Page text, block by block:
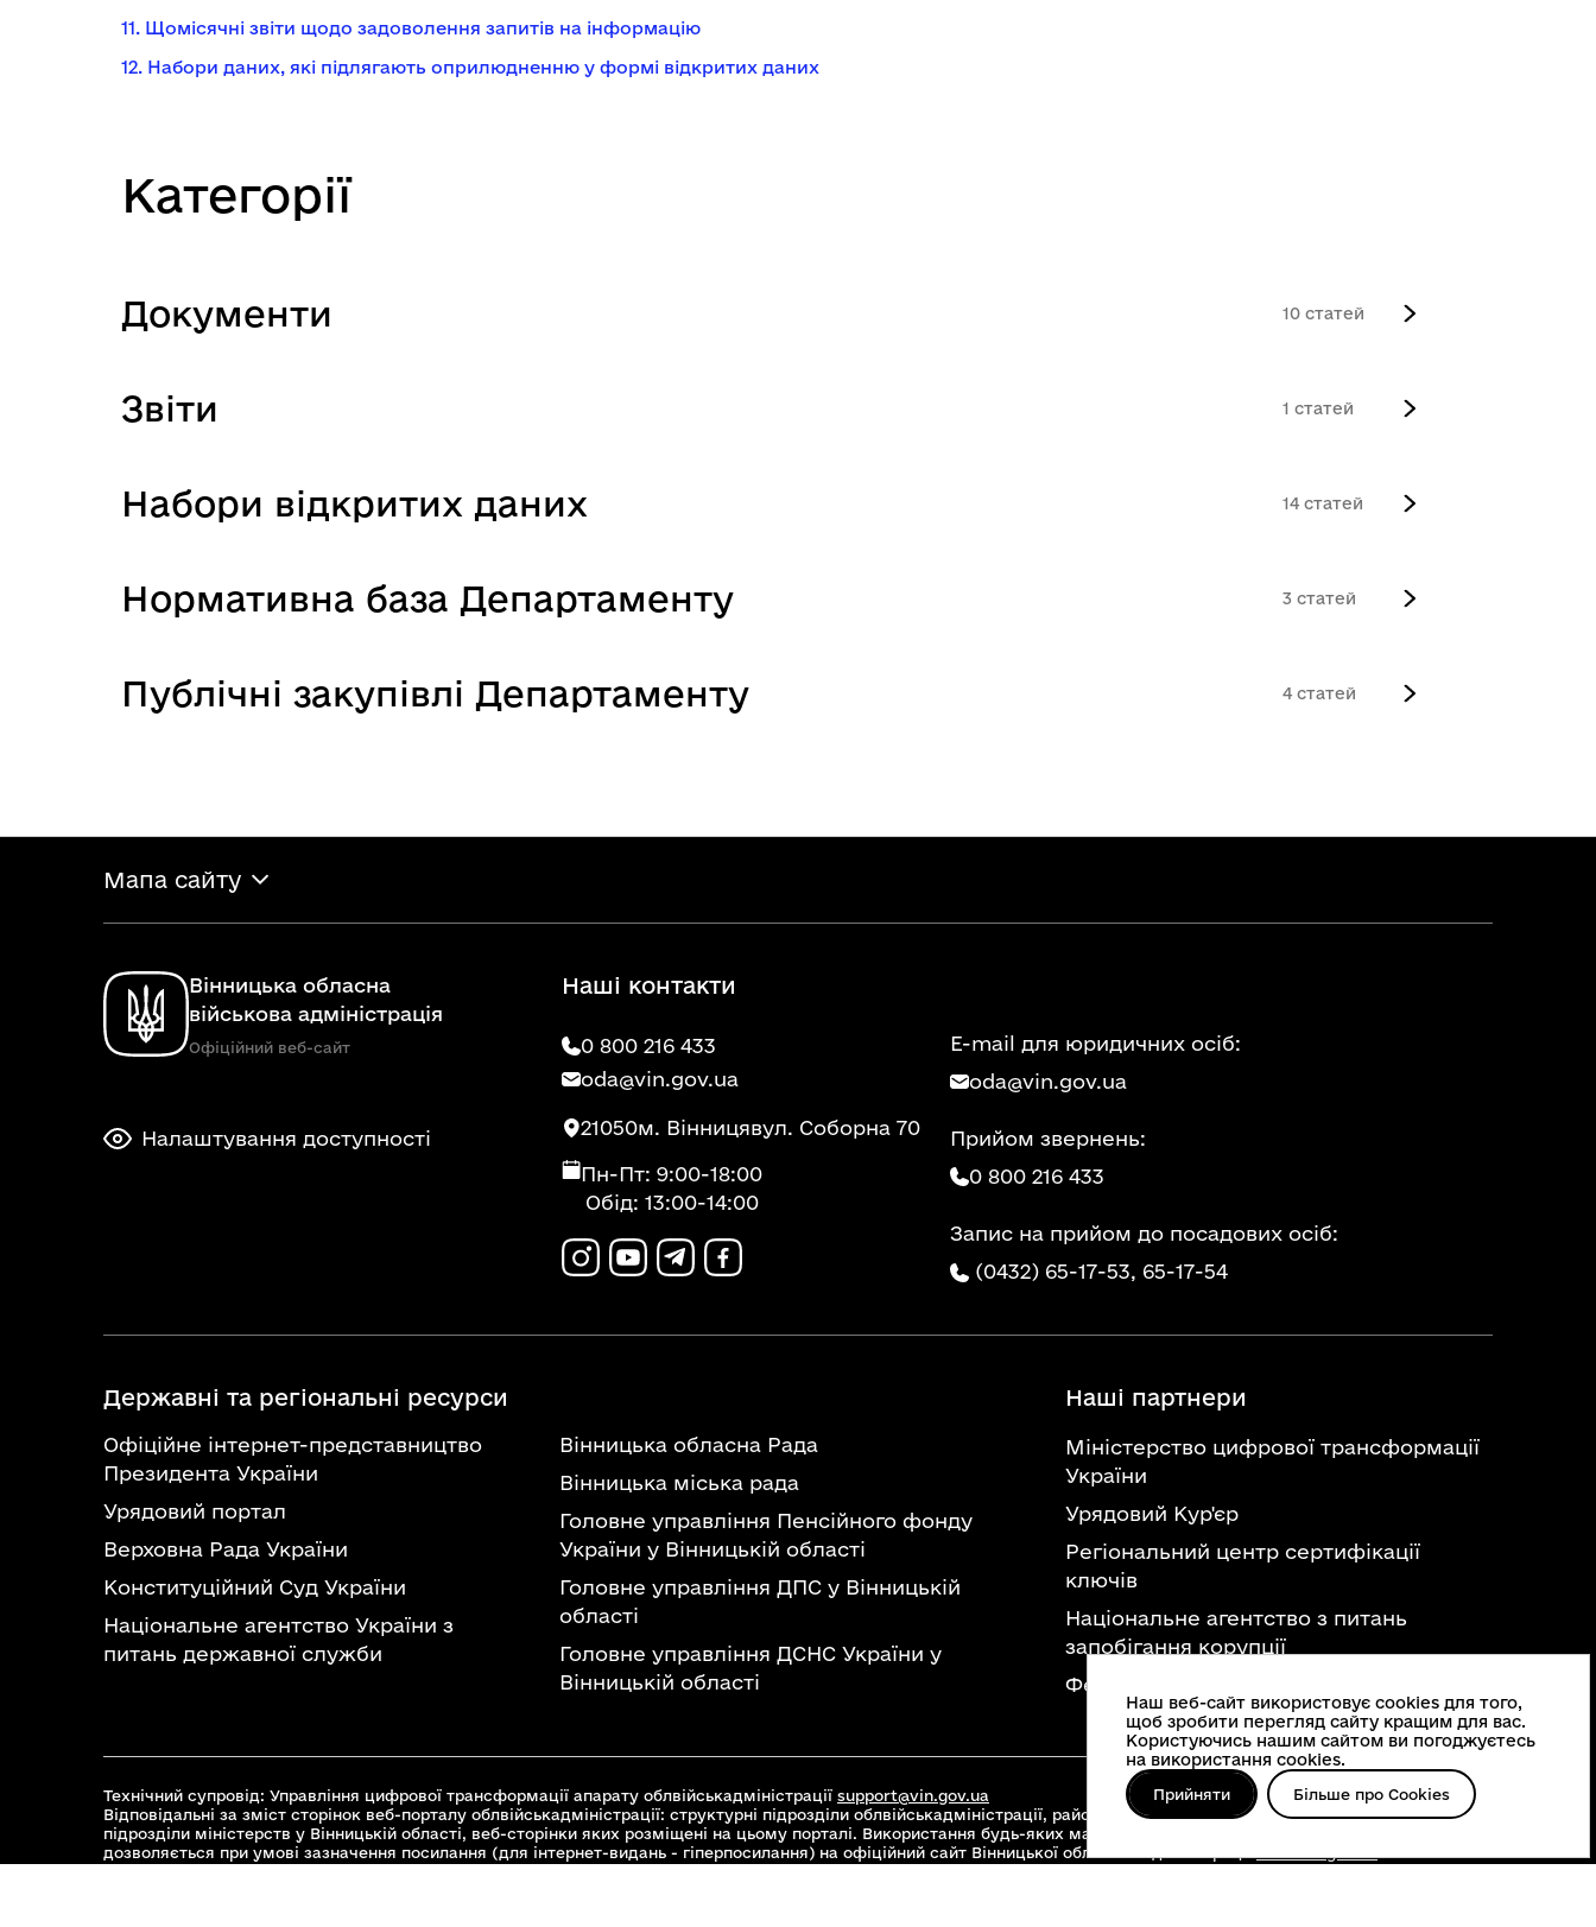
11. Щомісячні звіти щодо задоволення запитів на інформацію
12. Набори даних, які підлягають оприлюдненню у формі відкритих даних
Категорії
Документи 10
Звіти 1
Набори відкритих даних 14
Нормативна база Департаменту 3
Публічні закупівлі Департаменту 4
Мапа сайту
Вінницька обласна
військова адміністрація
Офіційний веб-сайт
Налаштування доступності
Наші контакти
0 800 216 433
oda@vin.gov.ua
21050м. Вінницявул. Соборна 70
Пн-Пт: 9:00-18:00
Обід: 13:00-14:00
E-mail для юридичних осіб:
oda@vin.gov.ua
Прийом звернень:
0 800 216 433
Запис на прийом до посадових осіб:
(0432) 65-17-53, 65-17-54
Державні та регіональні ресурси
Офіційне інтернет-представництво
Президента України
Урядовий портал
Верховна Рада України
Конституційний Суд України
Національне агентство України з
питань державної служби
Вінницька обласна Рада
Вінницька міська рада
Головне управління Пенсійного фонду
України у Вінницькій області
Головне управління ДПС у Вінницькій
області
Головне управління ДСНС України у
Вінницькій області
Наші партнери
Міністерство цифрової трансформації
України
Урядовий Кур'єр
Регіональний центр сертифікації
ключів
Національне агентство з питань
запобігання корупції
Федерація професійних спілок України
Технічний супровід: Управління цифрової трансформації апарату облвійськадміністрації support@vin.gov.ua
Відповідальні за зміст сторінок веб-порталу облвійськадміністрації: структурні підрозділи облвійськадміністрації, районні військові адміністрації, територіальні
підрозділи міністерств у Вінницькій області, веб-сторінки яких розміщені на цьому порталі. Використання будь-яких матеріалів, що опубліковані на цьому сайті,
дозволяється при умові зазначення посилання (для інтернет-видань - гіперпосилання) на офіційний сайт Вінницької облвійськадміністрації
Наш веб-сайт використовує cookies для того,
щоб зробити перегляд сайту кращим для вас.
Користуючись нашим сайтом ви погоджуєтесь
на використання cookies.
Прийняти Більше про Cookies